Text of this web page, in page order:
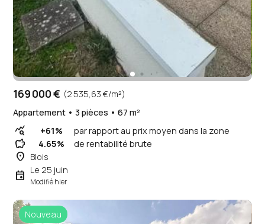
169 000 € (2 535,63 €/m²)
Appartement • 3 pièces • 67 m²
query_stats +61% par rapport au prix moyen dans la zone
savings 4.65% de rentabilité brute
place Blois
event Le 25 juin
Modifié hier
Nouveau